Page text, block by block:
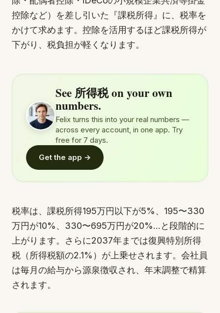
控除など）を差し引いた『課税所得』に、税率を
かけて求めます。控除を活用するほど課税所得が
下がり、税負担が軽くなります。
See 所得税 on your own
numbers.
Felix turns this into your real numbers —
across every account, in one app. Try
free for 7 days.
Get the app →
税率は、課税所得195万円以下が5%、195〜330
万円が10%、330〜695万円が20%…と段階的に
上がります。さらに2037年までは復興特別所得
税（所得税額の2.1%）が上乗せされます。会社員
は毎月の給与から源泉徴収され、年末調整で精算
されます。